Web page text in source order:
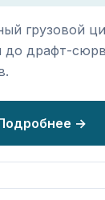
грузовой
до драфт-
→